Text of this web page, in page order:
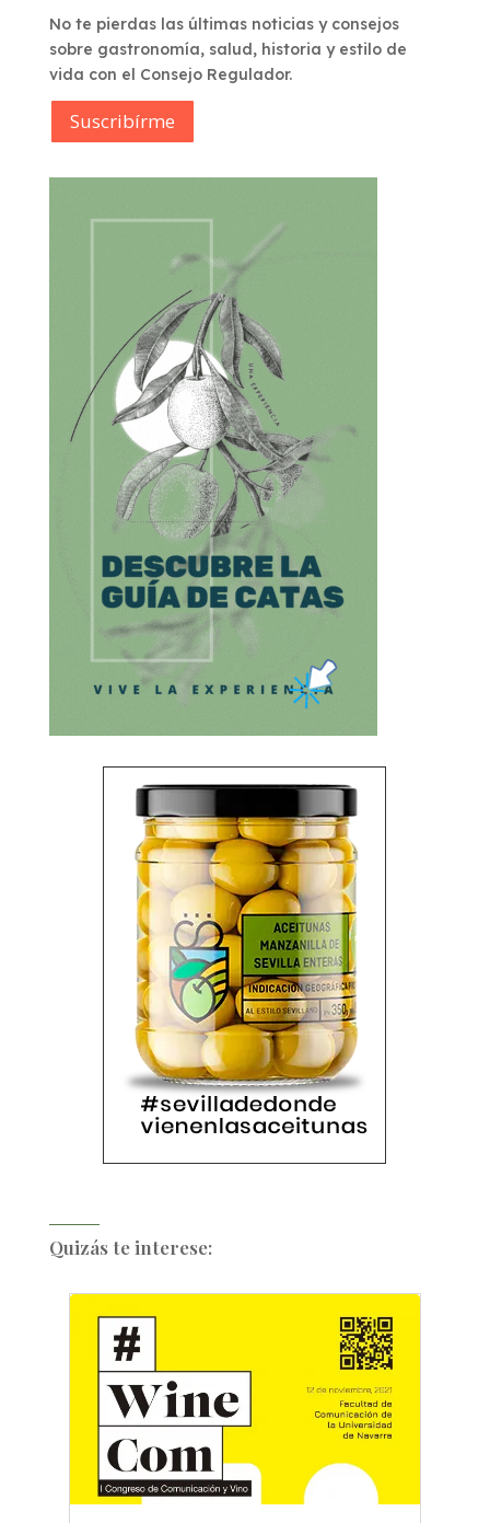
No te pierdas las últimas noticias y consejos
sobre gastronomía, salud, historia y estilo de
vida con el Consejo Regulador.
Suscribírme
Quizás te interese: